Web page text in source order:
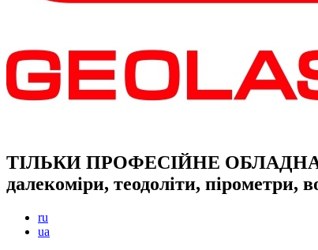
ТІЛЬКИ ПРОФЕСІЙНЕ
далекоміри, теодоліти, пірометри,
ru
ua